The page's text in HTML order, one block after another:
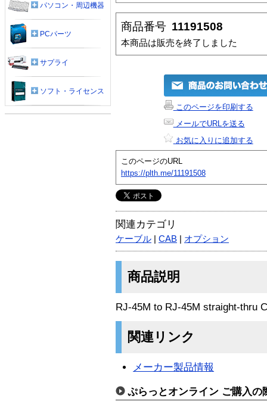
商品番号 11191508
本商品は販売を終了しました
このページを印刷する
メールでURLを送る
お気に入りに追加する
このページのURL
https://plth.me/11191508
関連カテゴリ
ケーブル CAB オプション
商品説明
RJ-45M to RJ-45M straight-thru
関連リンク
メーカー製品情報
ぷらっとオンライン ご購入の
パソコン・周辺機器
PCパーツ
サプライ
ソフト・ライセンス